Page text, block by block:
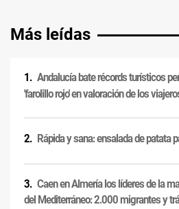
Más leídas
Andalucía bate récords turísticos
'farolillo rojo' en valoración de los
Rápida y sana: ensalada de patata
Caen en Almería los líderes de la
del Mediterráneo: 2.000 migrantes y